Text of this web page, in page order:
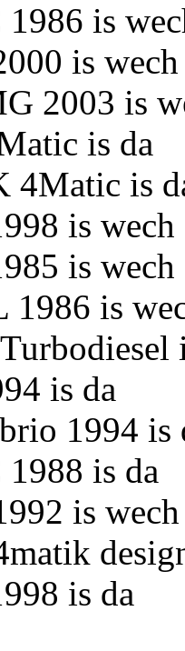
is
is wech
2003 is
is da
4Matic is
is wech
is wech
1986 is
is da
1994 is
is da
is wech
is da